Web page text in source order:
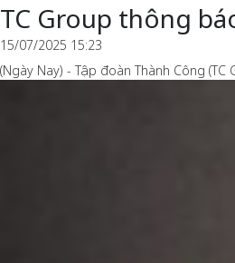
TC Group thông
15/07/2025 15:23
(Ngày Nay) - Tập đoàn Thành Công